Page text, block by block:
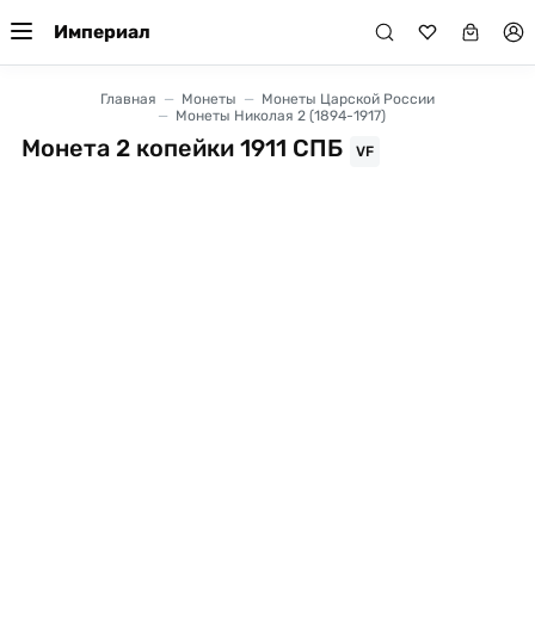
Империал
Главная Монеты
Монеты Царской России
Монеты Николая 2 (1894-1917)
Монета 2 копейки 1911 СПБ VF